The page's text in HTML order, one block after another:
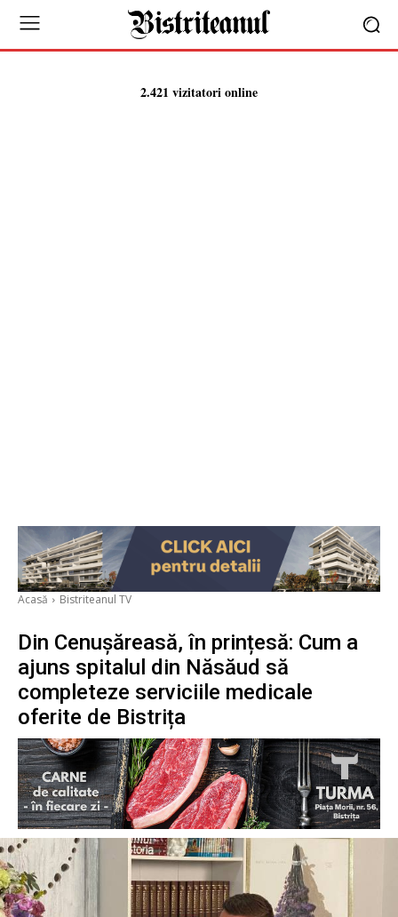
2.421 vizitatori online
Acasă Bistriteanul TV
Din Cenușăreasă, în prințesă: Cum a
ajuns spitalul din Năsăud să
completeze serviciile medicale
oferite de Bistrița